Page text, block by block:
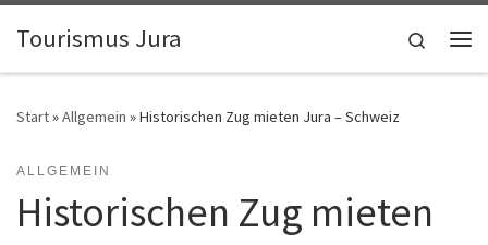
Zum Inhalt springen
Tourismus Jura
Search
Start»Allgemein »Historischen Zug mieten Jura – Schweiz
ALLGEMEIN
Historischen Zug mieten